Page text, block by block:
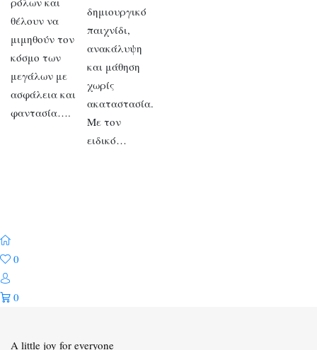
θέλουν να
μιμηθούν τον
κόσμο των
μεγάλων με
ασφάλεια και
φαντασία….
δημιουργικό
παιχνίδι,
ανακάλυψη
και μάθηση
χωρίς
ακαταστασία.
Με τον
ειδικό…
0
0
A little joy for everyone